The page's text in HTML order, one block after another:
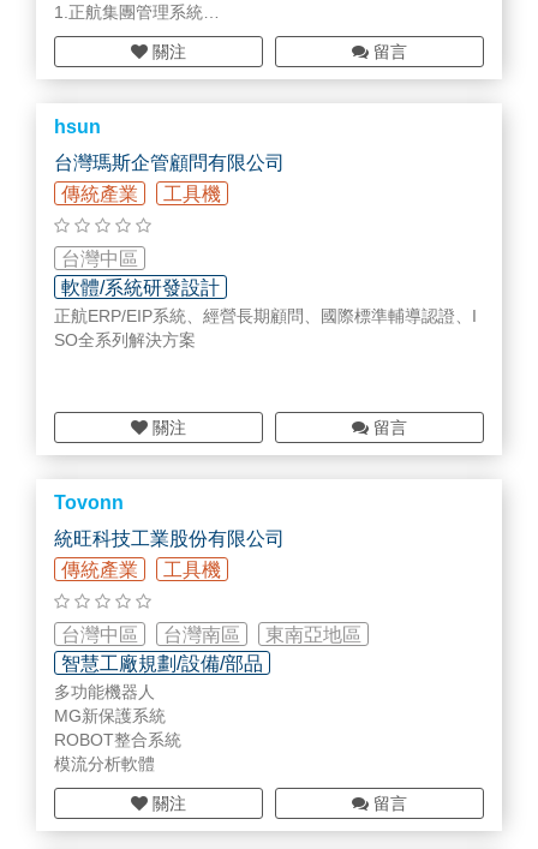
1.正航集團管理系統
→正航集團管理融合全球商業標竿企業管理思想和標準，
以建立全球化無障礙工作環境為導向，快速構建集團企業
多組織、跨多地域、多產業分佈的發展框架。系統貫穿智
慧商務、行銷管理、組織管理、供應鏈管理、財務管理、
人力資源管理、客戶關係管理等全方位協同運作，建立企
業的SOP執行規範，實現執行過程中對各項指標的即時控
制。
2.正航企業核心競爭力管理平臺
→正航專注大中型企業管理經營方向，重視企業管理模式
的良性發展及風險控制，堅持成本領先原則，優化企業管
理流程，實現物流、資金流、資訊流的集成和統一。將標
準各異多部門進行資訊整合和應用整合，從行銷管理、創
新研發、供應鏈環節、精細製造、人力資本等多方面部
3.正航V5企業資源規劃管理系統
→正航V5企業資源規劃管理系統功能，包括出口管理、進
廠內生產...等11個子系統。涵蓋八大循環中的銷售及收款
循環等系統，以及電子計算機循環導入，以滿足企業對內
部資源整合的需求。
4.正航系列管理系統
→正航3/5/7系列以「實用、夠用、好用、易用」為產品設
計原則，一些操作邏輯複雜且在大多數企業不使用的功能
排除，減少系統執行之工作量並提高其成功率，降低用戶
投資的風險。解決兩岸三地公司或母子公司的帳務整合及
即時查詢之方案。
關注 留言
hsun
台灣瑪斯企管顧問有限公司
傳統產業
工具機
台灣中區
軟體/系統研發設計
正航ERP/EIP系統、經營長期顧問、國際標準輔導認證、I
SO全系列解決方案
關注 留言
Tovonn
統旺科技工業股份有限公司
傳統產業
工具機
台灣中區 台灣南區
東南亞地區
智慧工廠規劃/設備/部品
多功能機器人
MG新保護系統
ROBOT整合系統
模流分析軟體
關注 留言